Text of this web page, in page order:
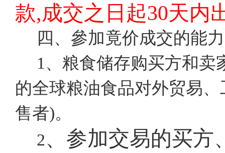
款,成交之日起30天内
四、參加竟价成交的能力
1、粮食储存购买方和
的全球粮油食品对外贸易
售者)。
2、参加交易的买方